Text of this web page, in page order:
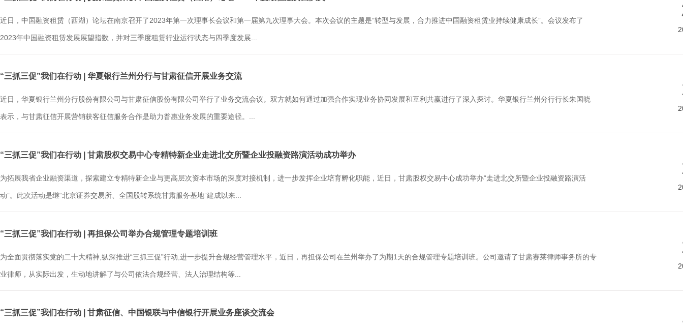
近日，中国融资租赁（西湖）论坛在南京召开了2023年第一次理事长会议和第一届第九次理事大会。本次会议的主题是“转型与发展，合力推进中国融资租赁业持续健康成长”。会议发布了
2023年中国融资租赁发展展望指数，并对三季度租赁行业运行状态与四季度发展...
“三抓三促”我们在行动 | 华夏银行兰州分行与甘肃征信开展业务交流
近日，华夏银行兰州分行股份有限公司与甘肃征信股份有限公司举行了业务交流会议。双方就如何通过加强合作实现业务协同发展和互利共赢进行了深入探讨。华夏银行兰州分行行长朱国晓
表示，与甘肃征信开展营销获客征信服务合作是助力普惠业务发展的重要途径。...
“三抓三促”我们在行动 | 甘肃股权交易中心专精特新企业走进北交所暨企业投融资路演活动成功举办
为拓展我省企业融资渠道，探索建立专精特新企业与更高层次资本市场的深度对接机制，进一步发挥企业培育孵化职能，近日，甘肃股权交易中心成功举办“走进北交所暨企业投融资路演活
动”。此次活动是继“北京证券交易所、全国股转系统甘肃服务基地”建成以来...
“三抓三促”我们在行动 | 再担保公司举办合规管理专题培训班
为全面贯彻落实党的二十大精神,纵深推进“三抓三促”行动,进一步提升合规经营管理水平，近日，再担保公司在兰州举办了为期1天的合规管理专题培训班。公司邀请了甘肃赛莱律师事务所的专
业律师，从实际出发，生动地讲解了与公司依法合规经营、法人治理结构等...
“三抓三促”我们在行动 | 甘肃征信、中国银联与中信银行开展业务座谈交流会